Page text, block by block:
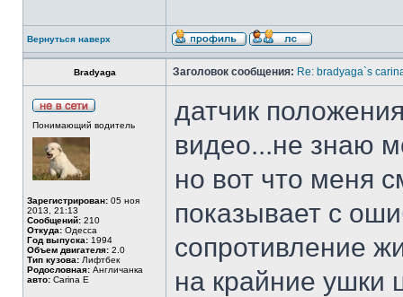
Вернуться наверх
Bradyaga Заголовок сообщения: Re: bradyaga`s
Понимающий водитель
Зарегистрирован: 05 ноя
2013, 21:13
Сообщений: 210
Откуда: Одесса
Год выпуска: 1994
Объем двигателя: 2.0
Тип кузова: Лифтбек
Родословная: Англичанка
авто: Carina E
датчик
видео...не знаю
но вот что меня
показывает с
сопротивление
на крайние ушки